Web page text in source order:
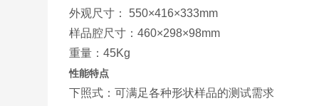
外观尺寸： 550×416×333mm
样品腔尺寸：460×298×98mm
重量：45Kg
性能特点
下照式：可满足各种形状样品的测试需求